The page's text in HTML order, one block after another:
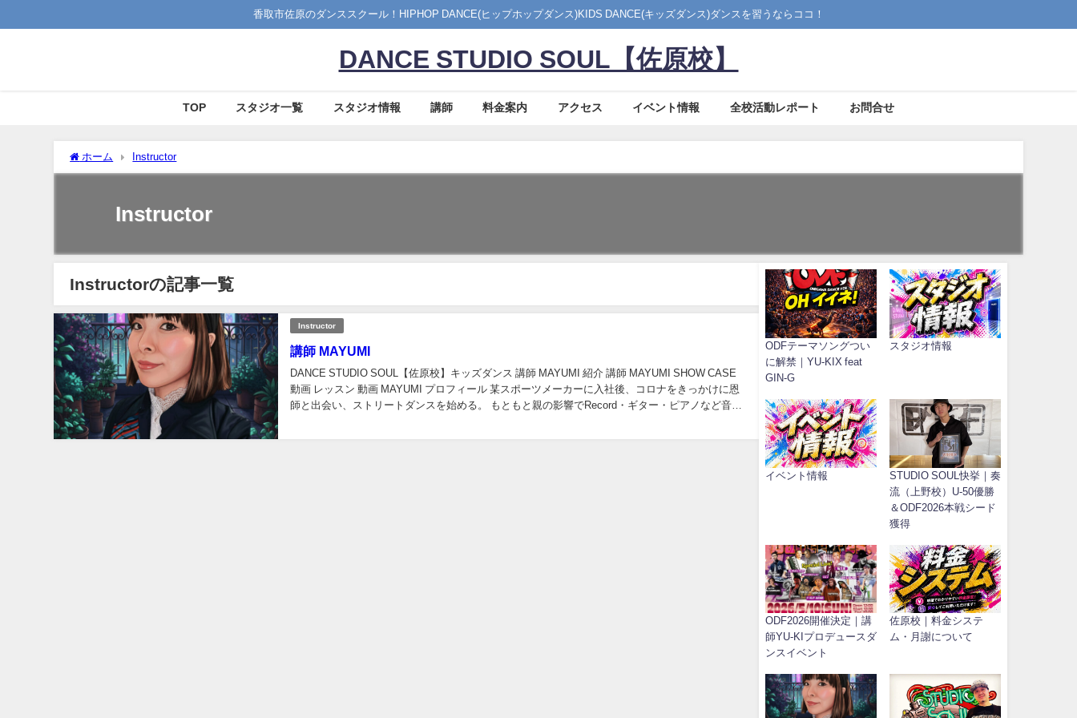
香取市佐原のダンススクール！HIPHOP DANCE(ヒップホップダンス)KIDS DANCE(キッズダンス)ダンスを習うならココ！
DANCE STUDIO SOUL【佐原校】
TOP スタジオ一覧 スタジオ情報 講師 料金案内 アクセス イベント情報 全校活動レポート お問合せ
ホーム Instructor
Instructor
Instructorの記事一覧
Instructor
講師 MAYUMI
DANCE STUDIO SOUL【佐原校】キッズダンス 講師 MAYUMI 紹介 講師 MAYUMI SHOW CASE
動画 レッスン 動画 MAYUMI プロフィール 某スポーツメーカーに入社後、コロナをきっかけに恩
師と出会い、ストリートダンスを始める。 もともと親の影響でRecord・ギター・ピアノなど音楽
ODFテーマソングつい
に解禁｜YU-KIX feat
GIN-G
スタジオ情報
イベント情報
STUDIO SOUL快挙｜奏
流（上野校）U-50優勝
＆ODF2026本戦シード
獲得
ODF2026開催決定｜講
師YU-KIプロデュースダ
ンスイベント
佐原校｜料金システ
ム・月謝について